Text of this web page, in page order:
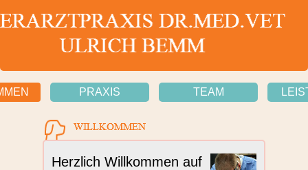
PRAXIS TEAM
Herzlich Willkommen auf